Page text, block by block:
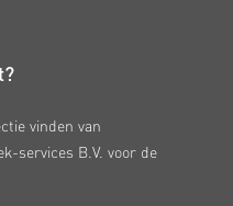
vinden van
services B.V. voor de